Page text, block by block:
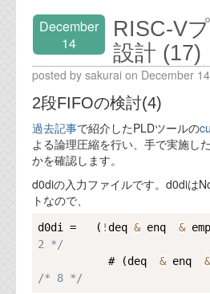
December
14
RISC-V
設計 (17)
posted by sakurai on December
2段FIFOの検討(4)
過去記事で紹介したPLDツールの
よる論理圧縮を行い、手で実施し
かを確認します。
d0diの入力ファイルです。d0diは
トなので、
d0di =   ( !deq & enq &
2 */
           # (deq
& enq &
/* 8 */